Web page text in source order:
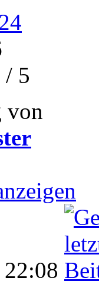
/ 5
von
22:08